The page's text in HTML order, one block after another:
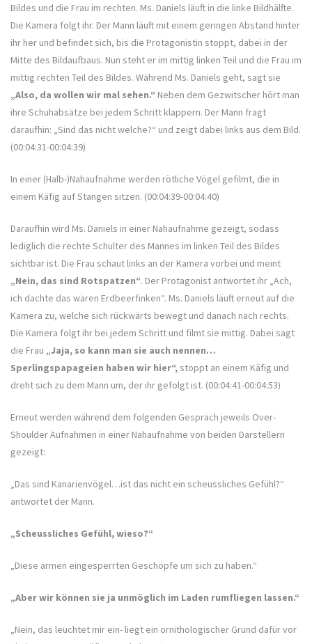
Bildes und die Frau im rechten. Ms. Daniels läuft in die linke Bildhälfte.
Die Kamera folgt ihr. Der Mann läuft mit einem geringen Abstand hinter
ihr her und befindet sich, bis die Protagonistin stoppt, dabei in der
Mitte des Bildaufbaus. Nun steht er im mittig linken Teil und die Frau im
mittig rechten Teil des Bildes. Während Ms. Daniels geht, sagt sie
„Also, da wollen wir mal sehen.“ Neben dem Gezwitscher hört man
ihre Schuhabsätze bei jedem Schritt klappern. Der Mann fragt
daraufhin: „Sind das nicht welche?“ und zeigt dabei links aus dem Bild.
(00:04:31-00:04:39)
In einer (Halb-)Nahaufnahme werden rötliche Vögel gefilmt, die in
einem Käfig auf Stangen sitzen. (00:04:39-00:04:40)
Daraufhin wird Ms. Daniels in einer Nahaufnahme gezeigt, sodass
lediglich die rechte Schulter des Mannes im linken Teil des Bildes
sichtbar ist. Die Frau schaut links an der Kamera vorbei und meint
„Nein, das sind Rotspatzen“. Der Protagonist antwortet ihr „Ach,
ich dachte das wären Erdbeerfinken“. Ms. Daniels läuft erneut auf die
Kamera zu, welche sich rückwärts bewegt und danach nach rechts.
Die Kamera folgt ihr bei jedem Schritt und filmt sie mittig. Dabei sagt
die Frau „Jaja, so kann man sie auch nennen…
Sperlingspapageien haben wir hier“, stoppt an einem Käfig und
dreht sich zu dem Mann um, der ihr gefolgt ist. (00:04:41-00:04:53)
Erneut werden während dem folgenden Gespräch jeweils Over-
Shoulder Aufnahmen in einer Nahaufnahme von beiden Darstellern
gezeigt:
„Das sind Kanarienvögel…ist das nicht ein scheussliches Gefühl?“
antwortet der Mann.
„Scheussliches Gefühl, wieso?“
„Diese armen eingesperrten Geschöpfe um sich zu haben.“
„Aber wir können sie ja unmöglich im Laden rumfliegen lassen.“
„Nein, das leuchtet mir ein- liegt ein ornithologischer Grund dafür vor